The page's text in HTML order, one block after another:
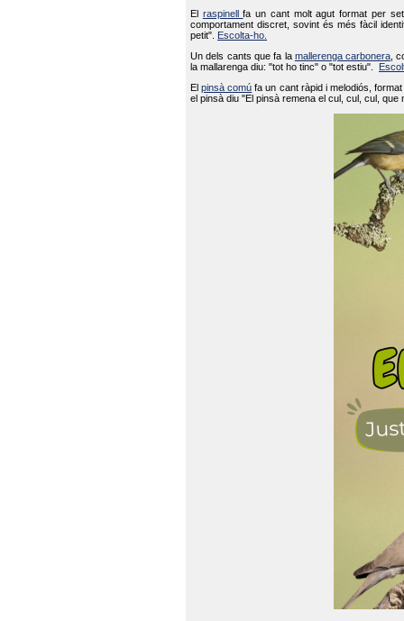
El raspinellfa un cant molt agut format per
comportament discret, sovint és més fàcil
petit".
Escolta-ho.
Un dels cants que fa la mallerenga carbonera ,
la mallarenga diu: "tot ho tinc" o "tot estiu".
Elpinsà comú fa un cant ràpid i melodiós,
el pinsà diu "El pinsà remena el cul, cul, cul,